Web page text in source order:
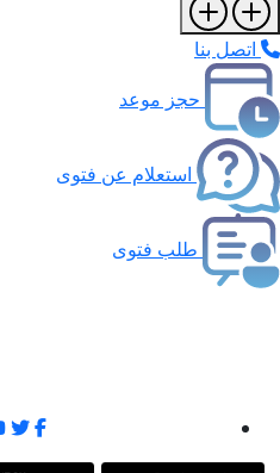
اتصل بنا
حجز موعد
استعلام عن فتوى
طلب فتوى